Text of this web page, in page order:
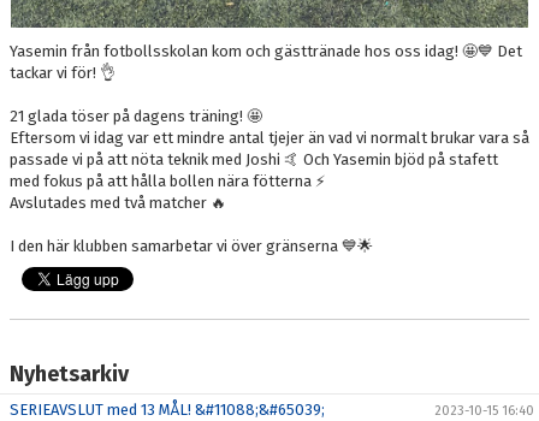
Yasemin från fotbollsskolan kom och gästtränade hos oss idag! 🤩💙 Det
tackar vi för! 👌
21 glada töser på dagens träning! 🤩
Eftersom vi idag var ett mindre antal tjejer än vad vi normalt brukar vara så
passade vi på att nöta teknik med Joshi 🤙 Och Yasemin bjöd på stafett
med fokus på att hålla bollen nära fötterna ⚡️
Avslutades med två matcher 🔥
I den här klubben samarbetar vi över gränserna 💙🌟
Nyhetsarkiv
SERIEAVSLUT med 13 MÅL! &#11088;&#65039; 2023-10-15 16:40